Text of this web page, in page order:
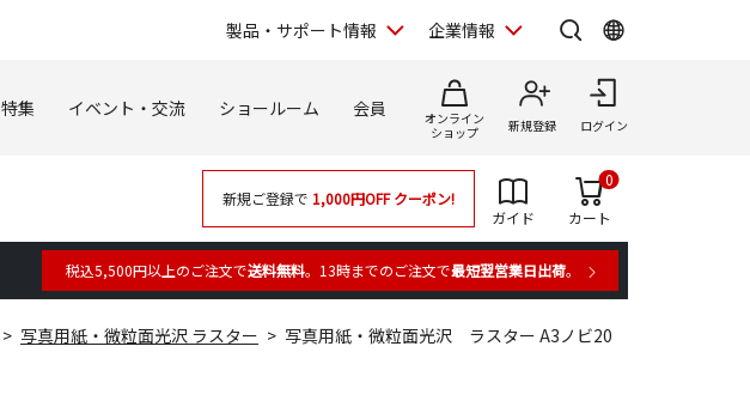
製品・サポート情報 企業情報
特集 イベント・交流 ショールーム 会員
オンライン
ショップ
新規登録 ログイン
新規ご登録で 1,000円OFFクーポン!
ガイド
カート
0
税込5,500円以上のご注文で送料無料。13時までのご注文で最短翌営業日出荷。
写真用紙・微粒面光沢 ラスター 写真用紙・微粒面光沢 ラスター A3ノビ20